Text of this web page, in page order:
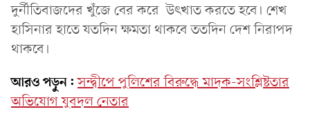
দুর্নীতিবাজদের খুঁজে বের করে উৎখাত করতে হবে। শেখ
হাসিনার হাতে যতদিন ক্ষমতা থাকবে ততদিন দেশ নিরাপদ
থাকবে।
আরও পড়ুন: সন্দ্বীপে পুলিশের বিরুদ্ধে মাদক-সংশ্লিষ্টতার
অভিযোগ যুবদল নেতার